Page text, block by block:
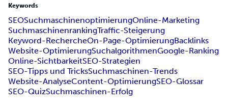
Keywords
SEOSuchmaschinenoptimierungOnline-Marketing
SuchmaschinenrankingTraffic-Steigerung
Keyword-RechercheOn-Page-OptimierungBacklinks
Website-OptimierungSuchalgorithmenGoogle-Ranking
Online-SichtbarkeitSEO-Strategien
SEO-Tipps und TricksSuchmaschinen-Trends
Website-AnalyseContent-OptimierungSEO-Glossar
SEO-QuizSuchmaschinen-Erfolg